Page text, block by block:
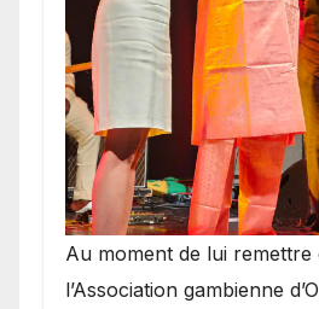
​Au moment de lui remettre
l’Association gambienne